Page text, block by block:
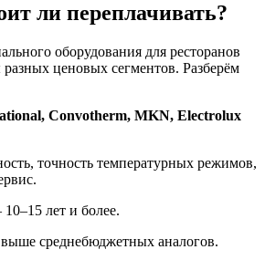
ли переплачивать?
оборудования для ресторанов
ценовых сегментов. Разберём
Convotherm, MKN, Electrolux
точность температурных режимов,
лет и более.
среднебюджетных аналогов.